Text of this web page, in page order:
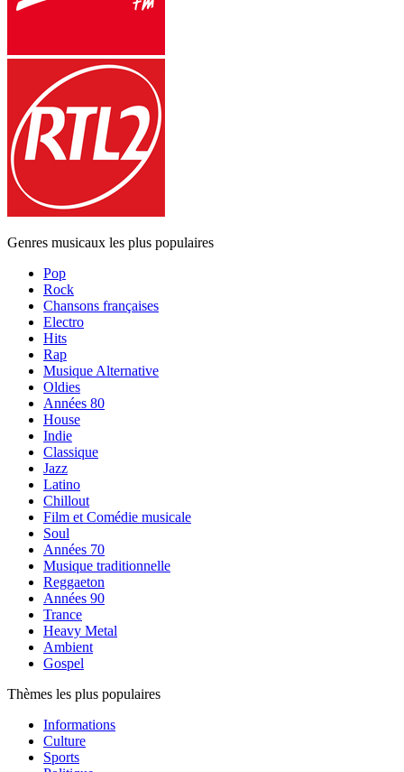
Genres musicaux les plus populaires
Pop
Rock
Chansons françaises
Electro
Hits
Rap
Musique Alternative
Oldies
Années 80
House
Indie
Classique
Jazz
Latino
Chillout
Film et Comédie musicale
Soul
Années 70
Musique traditionnelle
Reggaeton
Années 90
Trance
Heavy Metal
Ambient
Gospel
Thèmes les plus populaires
Informations
Culture
Sports